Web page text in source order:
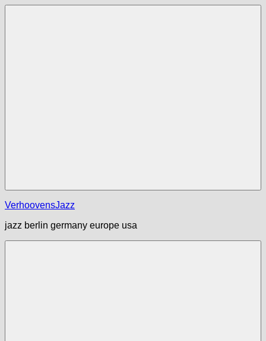
Zum
VerhoovensJazz
jazz berlin germany europe usa